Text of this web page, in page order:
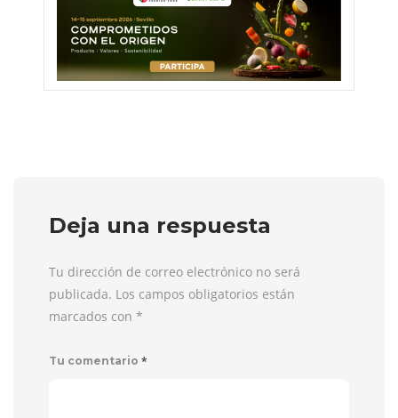
Deja una respuesta
Tu dirección de correo electrónico no será
publicada. Los campos obligatorios están
marcados con *
Tu comentario *